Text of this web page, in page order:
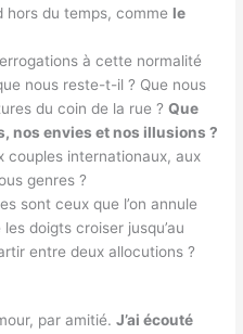
hors du temps, comme le
à cette normalité
nous reste-t-il ? Que nous
du coin de la rue ?Que
nos envies et nos illusions ?
couples internationaux, aux
genres ?
sont ceux que l’on annule
doigts croiser jusqu’au
entre deux allocutions ?
par amitié.J’ai écouté